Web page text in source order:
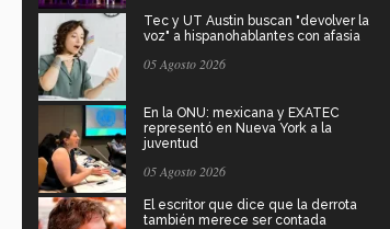
Tec y UT Austin buscan "devolver la
voz" a hispanohablantes con afasia
05 Agosto 2026
En la ONU: mexicana y EXATEC
representó en Nueva York a la
juventud
05 Agosto 2026
El escritor que dice que la derrota
también merece ser contada